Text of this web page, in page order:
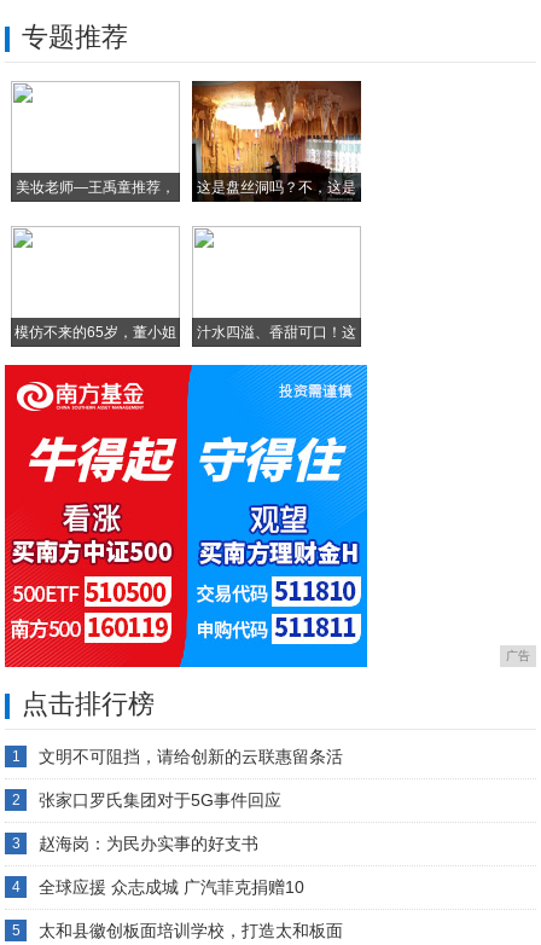
被誉为水果界的雅诗兰黛，它还能降三高延年
国内首款可弯曲屏幕手机今年发售！
光大银行获南方周末“年度杰出责任企业”大
专题推荐
美妆老师—王禹童推荐，
这是盘丝洞吗？不，这是
模仿不来的65岁，董小姐
汁水四溢、香甜可口！这
广告
点击排行榜
1 文明不可阻挡，请给创新的云联惠留条活
2 张家口罗氏集团对于5G事件回应
3 赵海岗：为民办实事的好支书
4 全球应援 众志成城 广汽菲克捐赠10
5 太和县徽创板面培训学校，打造太和板面